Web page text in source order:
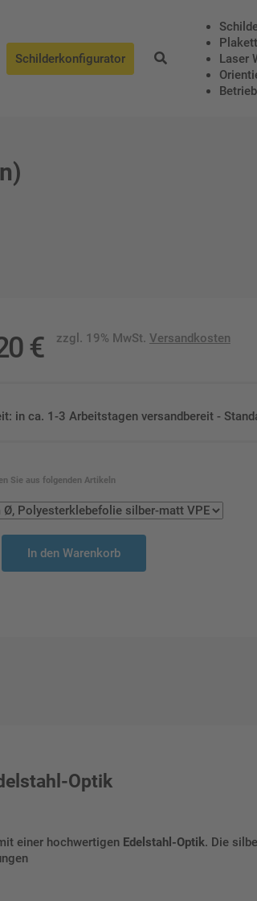
Schilderkonfigurator
Laser
€ zzgl. 19% MwSt. Versandkosten
in ca. 1-3 Arbeitstagen versandbereit -
Sie aus folgenden Artikeln
In den Warenkorb
Optik
einer hochwertigen Edelstahl-Optik. Die